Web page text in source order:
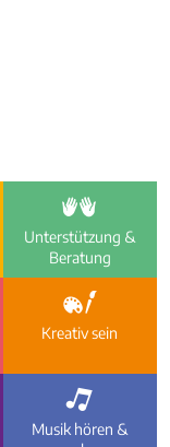
e
Unterstützung &
Beratung
h
Kreativ sein
b
Musik hören &